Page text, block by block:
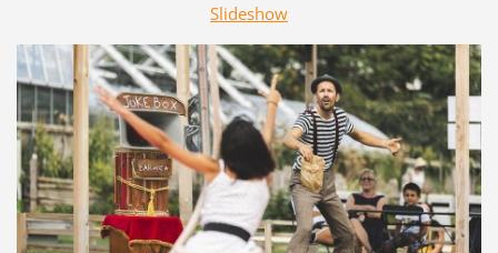
Slideshow